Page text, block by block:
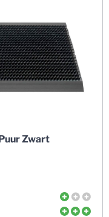
Zwart